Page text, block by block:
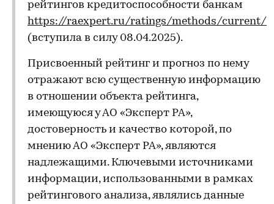
рейтингов кредитоспособности банкам
https://raexpert.ru/ratings/methods/current/
(вступила в силу 08.04.2025).
Присвоенный рейтинг и прогноз по нему
отражают всю существенную информацию
в отношении объекта рейтинга,
имеющуюся у АО «Эксперт РА»,
достоверность и качество которой, по
мнению АО «Эксперт РА», являются
надлежащими. Ключевыми источниками
информации, использованными в рамках
рейтингового анализа, являлись данные